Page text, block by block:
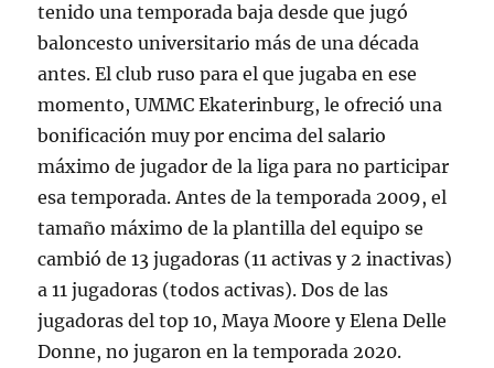
tenido una temporada baja desde que jugó
baloncesto universitario más de una década
antes. El club ruso para el que jugaba en ese
momento, UMMC Ekaterinburg, le ofreció una
bonificación muy por encima del salario
máximo de jugador de la liga para no participar
esa temporada. Antes de la temporada 2009, el
tamaño máximo de la plantilla del equipo se
cambió de 13 jugadoras (11 activas y 2 inactivas)
a 11 jugadoras (todos activas). Dos de las
jugadoras del top 10, Maya Moore y Elena Delle
Donne, no jugaron en la temporada 2020.